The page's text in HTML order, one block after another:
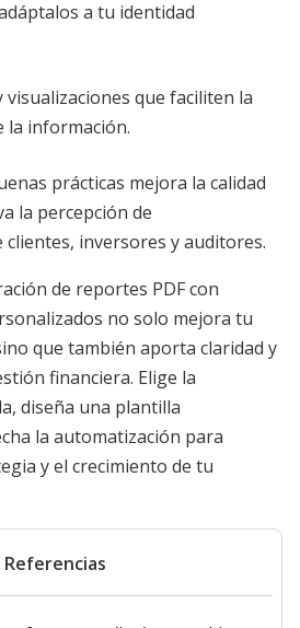
a tu identidad
visualizaciones que faciliten la
la información.
prácticas mejora la calidad
la percepción de
inversores y auditores.
de reportes PDF con
no solo mejora tu
que también aporta claridad y
financiera. Elige la
diseña una plantilla
la automatización para
y el crecimiento de tu
Referencias